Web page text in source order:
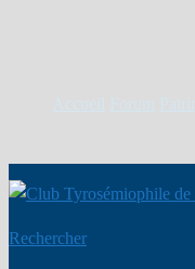
Rechercher